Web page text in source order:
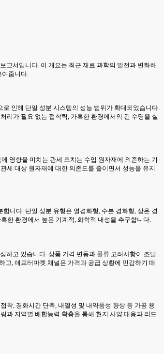
고서입니다. 이 개요는 최근 재료 과학의 발전과 변화하
줍니다.
인해 단일 성분 시스템의 성능 범위가 확대되었습니다.
리가 필요 없는 접착력, 가혹한 환경에서의 긴 수명을 실
영향을 미치는 관세 조치는 수입 원자재에 의존하는 기
세 대상 원자재에 대한 의존도를 줄이면서 성능을 유지
니다. 단일 성분 유형은 열경화형, 수분 경화형, 상온 경
한 환경에서 높은 기계적, 화학적 내성을 추구합니다.
하고 있습니다. 상품 가격 변동과 물류 고려사항이 조달
, 애프터마켓 채널은 가격과 공급 상황에 민감하기 때
착, 경화시간 단축, 내열성 및 내약품성 향상 등 가공 용
과 지역별 배합능력 확충을 통해 현지 사양 대응과 리드